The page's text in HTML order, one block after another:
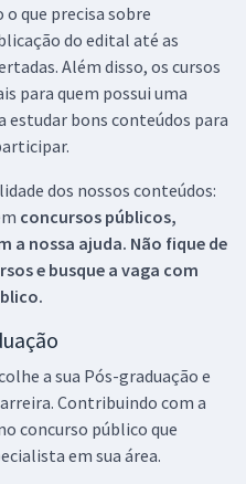
o que precisa sobre
do edital até as
Além disso, os cursos
para quem possui uma
estudar bons conteúdos para
dos nossos conteúdos:
concursos públicos,
a nossa ajuda. Não fique de
e busque a vaga com
a sua Pós-graduação e
Contribuindo com a
concurso público que
em sua área.